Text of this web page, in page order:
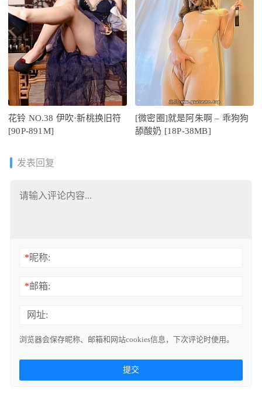
花铃 NO.38 伊吹·新桃换旧符
[90P-891M]
[微密圈]就是阿朱啊 – 乖狗狗
舔酸奶 [18P-38MB]
发表回复
*昵称:
*邮箱:
网址:
浏览器会保存昵称、邮箱和网站cookies信息，下次评论时使用。